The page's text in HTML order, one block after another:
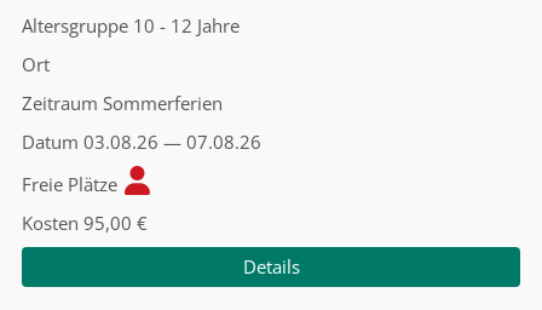
Altersgruppe 10 - 12 Jahre
Ort
Zeitraum Sommerferien
Datum 03.08.26 — 07.08.26
Freie Plätze
Kosten 95,00 €
Details